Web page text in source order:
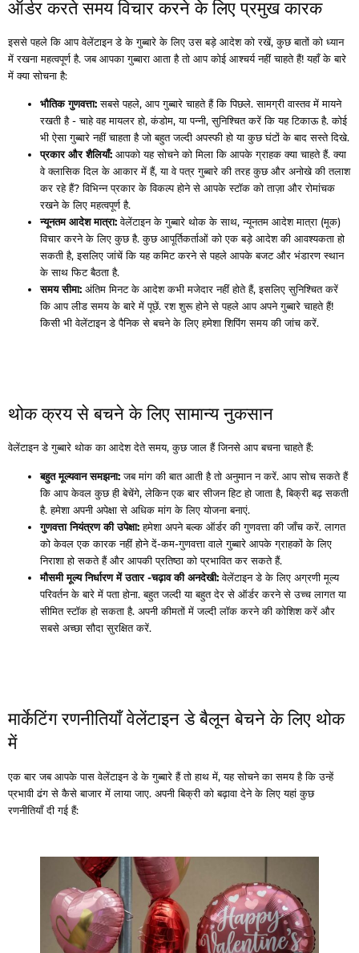
ऑर्डर करते समय विचार करने के लिए प्रमुख कारक
इससे पहले कि आप वेलेंटाइन डे के गुब्बारे के लिए उस बड़े आदेश को रखें, कुछ बातों को ध्यान
में रखना महत्वपूर्ण है. जब आपका गुब्बारा आता है तो आप कोई आश्चर्य नहीं चाहते हैं! यहाँ के बारे
में क्या सोचना है:
भौतिक गुणवत्ता:सबसे पहले, आप गुब्बारे चाहते हैं कि पिछले. सामग्री वास्तव में मायने
रखती है - चाहे वह मायलर हो, कंडोम, या पन्नी, सुनिश्चित करें कि यह टिकाऊ है. कोई
भी ऐसा गुब्बारे नहीं चाहता है जो बहुत जल्दी अपस्फी हो या कुछ घंटों के बाद सस्ते दिखे.
प्रकार और शैलियाँ: आपको यह सोचने को मिला कि आपके ग्राहक क्या चाहते हैं. क्या
वे क्लासिक दिल के आकार में हैं, या वे पत्र गुब्बारे की तरह कुछ और अनोखे की तलाश
कर रहे हैं? विभिन्न प्रकार के विकल्प होने से आपके स्टॉक को ताज़ा और रोमांचक
रखने के लिए महत्वपूर्ण है.
न्यूनतम आदेश मात्रा:वेलेंटाइन के गुब्बारे थोक के साथ, न्यूनतम आदेश मात्रा (मूक)
विचार करने के लिए कुछ है. कुछ आपूर्तिकर्ताओं को एक बड़े आदेश की आवश्यकता हो
सकती है, इसलिए जांचें कि यह कमिट करने से पहले आपके बजट और भंडारण स्थान
के साथ फिट बैठता है.
समय सीमा: अंतिम मिनट के आदेश कभी मजेदार नहीं होते हैं, इसलिए सुनिश्चित करें
कि आप लीड समय के बारे में पूछें. रश शुरू होने से पहले आप अपने गुब्बारे चाहते हैं!
किसी भी वेलेंटाइन डे पैनिक से बचने के लिए हमेशा शिपिंग समय की जांच करें.
थोक क्रय से बचने के लिए सामान्य नुकसान
वेलेंटाइन डे गुब्बारे थोक का आदेश देते समय, कुछ जाल हैं जिनसे आप बचना चाहते हैं:
बहुत मूल्यवान समझना:जब मांग की बात आती है तो अनुमान न करें. आप सोच सकते हैं
कि आप केवल कुछ ही बेचेंगे, लेकिन एक बार सीजन हिट हो जाता है, बिक्री बढ़ सकती
है. हमेशा अपनी अपेक्षा से अधिक मांग के लिए योजना बनाएं.
गुणवत्ता नियंत्रण की उपेक्षा:हमेशा अपने बल्क ऑर्डर की गुणवत्ता की जाँच करें. लागत
को केवल एक कारक नहीं होने दें-कम-गुणवत्ता वाले गुब्बारे आपके ग्राहकों के लिए
निराशा हो सकते हैं और आपकी प्रतिष्ठा को प्रभावित कर सकते हैं.
मौसमी मूल्य निर्धारण में उतार -चढ़ाव की अनदेखी:वेलेंटाइन डे के लिए अग्रणी मूल्य
परिवर्तन के बारे में पता होना. बहुत जल्दी या बहुत देर से ऑर्डर करने से उच्च लागत या
सीमित स्टॉक हो सकता है. अपनी कीमतों में जल्दी लॉक करने की कोशिश करें और
सबसे अच्छा सौदा सुरक्षित करें.
मार्केटिंग रणनीतियाँ वेलेंटाइन डे बैलून बेचने के लिए थोक
में
एक बार जब आपके पास वेलेंटाइन डे के गुब्बारे हैं तो हाथ में, यह सोचने का समय है कि उन्हें
प्रभावी ढंग से कैसे बाजार में लाया जाए. अपनी बिक्री को बढ़ावा देने के लिए यहां कुछ
रणनीतियाँ दी गई हैं: